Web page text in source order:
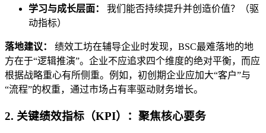
学习与成长层面：
我们能否持续提升并创造价值？（驱
动指标）
落地建议：
绩效工坊在辅导企业时发现，BSC最难落地的地
方在于“逻辑推演”。企业不应追求四个维度的绝对平衡，而应
根据战略重心有所侧重。例如，初创期企业应加大“客户”与
“流程”的权重，通过市场占有率驱动财务增长。
2. 关键绩效指标（KPI）：聚焦核心要务